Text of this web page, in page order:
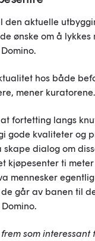
den aktuelle
ønske om å
hos både
mener kuratorene.
fortetting langs
gode kvaliteter og
dialog om
kjøpesenter ti
mennesker
går av banen til
som interessant